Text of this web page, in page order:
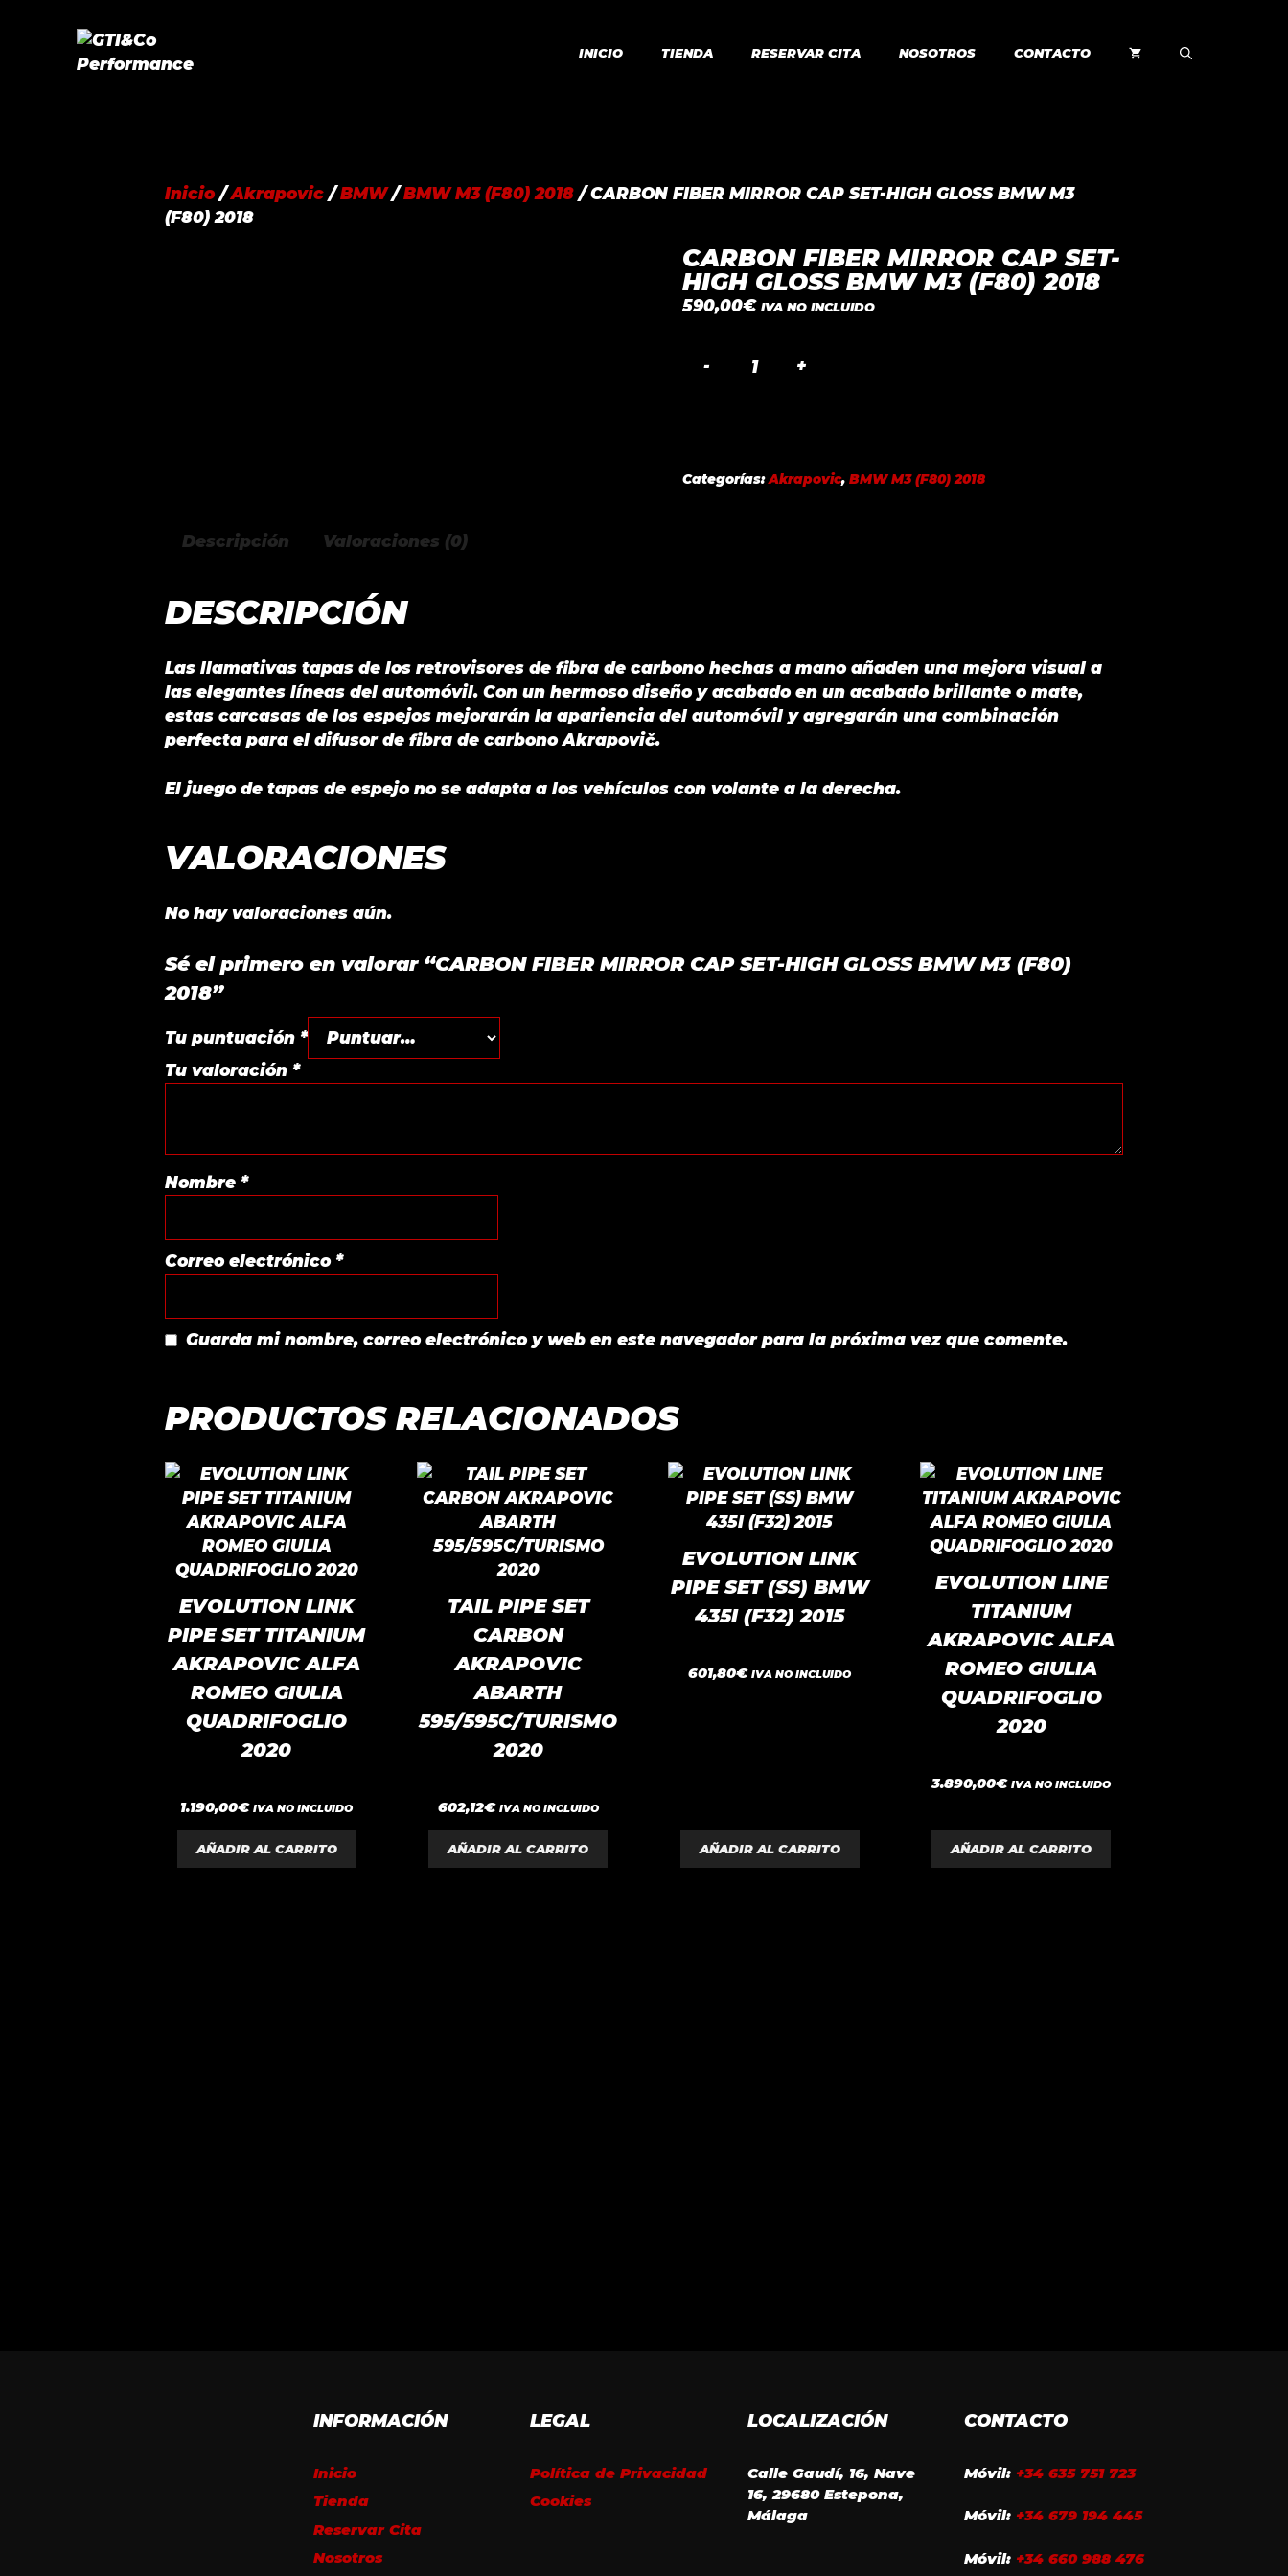
contenido
INICIO TIENDA RESERVAR CITA NOSOTROS CONTACTO
Inicio/Akrapovic /BMW/BMW M3 (F80) 2018 / CARBON FIBER MIRROR CAP SET-HIGH GLOSS BMW M3
(F80) 2018
CARBON FIBER MIRROR CAP SET-
HIGH GLOSS BMW M3 (F80) 2018
590,00€ IVA NO INCLUIDO
CARBON
SET-
Categorías:Akrapovic, BMW M3 (F80) 2018
Descripción Valoraciones (0)
DESCRIPCIÓN
Las llamativas tapas de los retrovisores de fibra de carbono hechas a mano añaden una mejora visual a
las elegantes líneas del automóvil. Con un hermoso diseño y acabado en un acabado brillante o mate,
estas carcasas de los espejos mejorarán la apariencia del automóvil y agregarán una combinación
perfecta para el difusor de fibra de carbono Akrapovič.
El juego de tapas de espejo no se adapta a los vehículos con volante a la derecha.
VALORACIONES
No hay valoraciones aún.
Sé el primero en valorar “CARBON FIBER MIRROR CAP SET-HIGH GLOSS BMW M3 (F80)
2018”
Tu puntuación *
Tu valoración *
Nombre *
Correo electrónico *
Guarda mi nombre, correo electrónico y web en este navegador para la próxima vez que comente.
PRODUCTOS RELACIONADOS
EVOLUTION LINK
PIPE SET TITANIUM
AKRAPOVIC ALFA
ROMEO GIULIA
QUADRIFOGLIO
2020
0
d
e
5
1.190,00€ IVA NO INCLUIDO
AÑADIR AL CARRITO
TAIL PIPE SET
CARBON
AKRAPOVIC
ABARTH
595/595C/TURISMO
2020
0
d
e
5
602,12€ IVA NO INCLUIDO
AÑADIR AL CARRITO
EVOLUTION LINK
PIPE SET (SS) BMW
435I (F32) 2015
0
d
601,80€ IVA NO INCLUIDO
AÑADIR AL CARRITO
EVOLUTION LINE
TITANIUM
AKRAPOVIC ALFA
ROMEO GIULIA
QUADRIFOGLIO
2020
0
d
3.890,00€ IVA NO INCLUIDO
AÑADIR AL CARRITO
INFORMACIÓN
Inicio
Tienda
Reservar Cita
Nosotros
LEGAL
Política de Privacidad
Cookies
LOCALIZACIÓN
Calle Gaudí, 16, Nave
16, 29680 Estepona,
Málaga
CONTACTO
Móvil: +34 635 751 723
Móvil: +34 679 194 445
Móvil: +34 660 988 476